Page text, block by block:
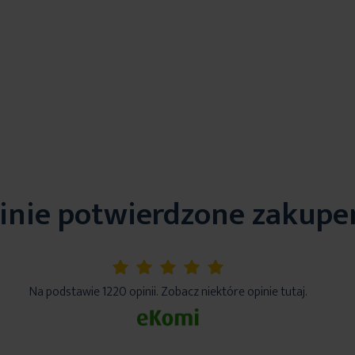
potwierdzone
5%
Na podstawie 1220 opinii. Zobacz niektóre opinie tutaj.